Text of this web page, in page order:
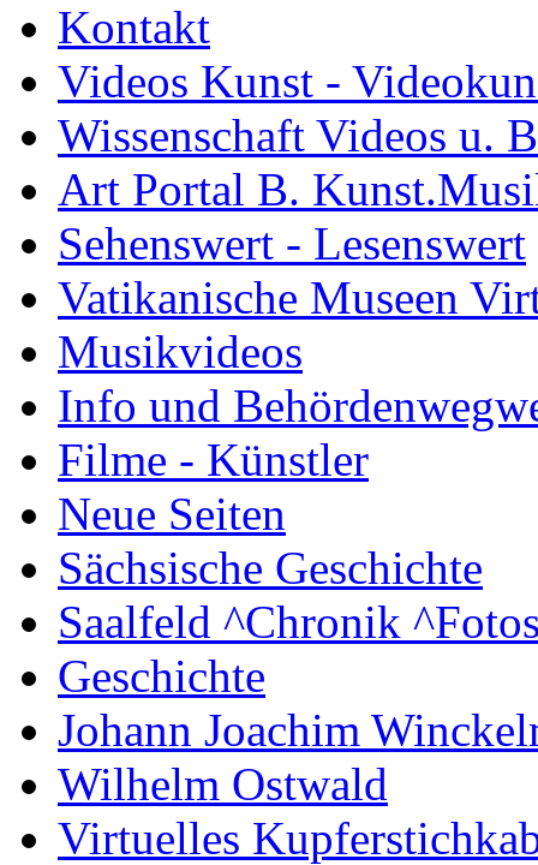
Kontakt
Videos Kunst -
Wissenschaft Videos u.
Art Portal B.
Sehenswert - Lesenswert
Vatikanische Museen
Musikvideos
Info und
Filme - Künstler
Neue Seiten
Sächsische Geschichte
Saalfeld ^Chronik
Geschichte
Johann Joachim
Wilhelm Ostwald
Virtuelles